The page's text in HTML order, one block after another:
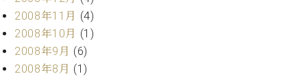
2008年11月 (4)
2008年10月 (1)
2008年9月 (6)
2008年8月 (1)